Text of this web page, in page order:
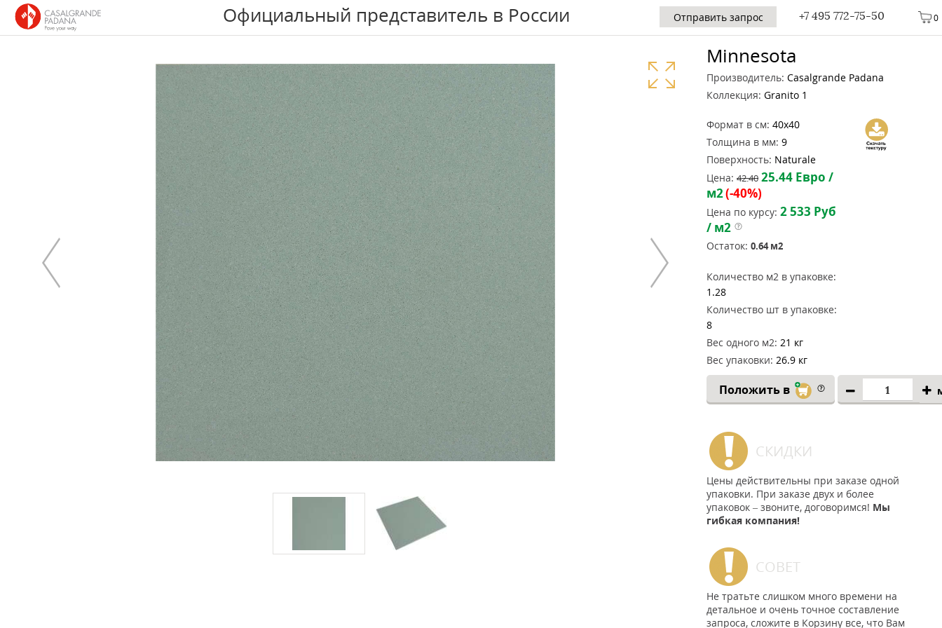
0
Официальный представитель в России +7 495 772-75-50
Отправить запрос
Minnesota
Производитель: Casalgrande Padana
Коллекция: Granito 1
Формат в см: 40x40
Толщина в мм: 9
Поверхность: Naturale
Цена: 42.40 25.44 Евро /
м2(-40%)
Цена по курсу: 2 533 Руб
/ м2
Остаток: 0.64м2
Количество м2 в упаковке:
1.28
Количество шт в упаковке:
8
Вес одного м2: 21 кг
Вес упаковки: 26.9 кг
Положить в
СКИДКИ
Цены действительны при заказе одной
упаковки. При заказе двух и более
упаковок – звоните, договоримся! Мы
гибкая компания!
СОВЕТ
Не тратьте слишком много времени на
детальное и очень точное составление
запроса, сложите в Корзину все, что Вам